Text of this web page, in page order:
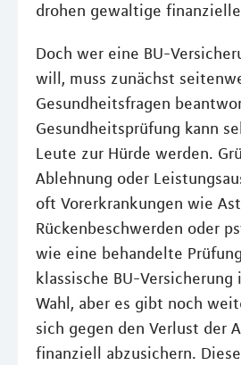
drohen gewaltige
Doch wer eine BU-
will, muss zunächst
Gesundheitsfragen
Gesundheitsprüfung kann
Leute zur Hürde werden.
Ablehnung oder
oft Vorerkrankungen wie
Rückenbeschwerden oder
wie eine behandelte
klassische BU-
Wahl, aber es gibt noch
sich gegen den Verlust der
finanziell abzusichern.